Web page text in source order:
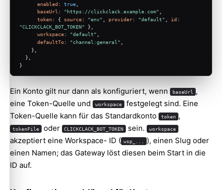
enabled : true
baseUrl : "https://clickclack.example.com" ,
token: { source: "env" provider: "default" id
"CLICKCLACK_BOT_TOKEN" },
workspace: "default"
defaultTo: "channel:general"
    },
  },
}
Ein Konto gilt nur dann als konfiguriert, wenn baseUrl ,
eine Token-Quelle und
workspace festgelegt sind. Eine
Token-Quelle kann für das Standardkonto
token ,
tokenFile oder CLICKCLACK_BOT_TOKEN sein. workspace
akzeptiert eine Workspace- ID ( wsp_...
), einen Slug oder
einen Namen; das Gateway löst diesen beim Start in die
ID auf.